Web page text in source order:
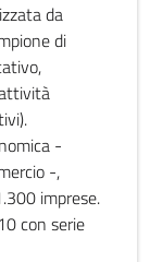
da
di
-
-,
imprese.
con serie